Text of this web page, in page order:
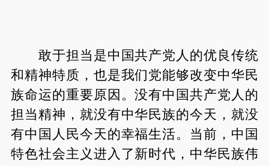
敢于担当是中国共产党人的优良传统
和精神特质，也是我们党能够改变中华民
族命运的重要原因。没有中国共产党人的
担当精神，就没有中华民族的今天，就没
有中国人民今天的幸福生活。当前，中国
特色社会主义进入了新时代，中华民族伟